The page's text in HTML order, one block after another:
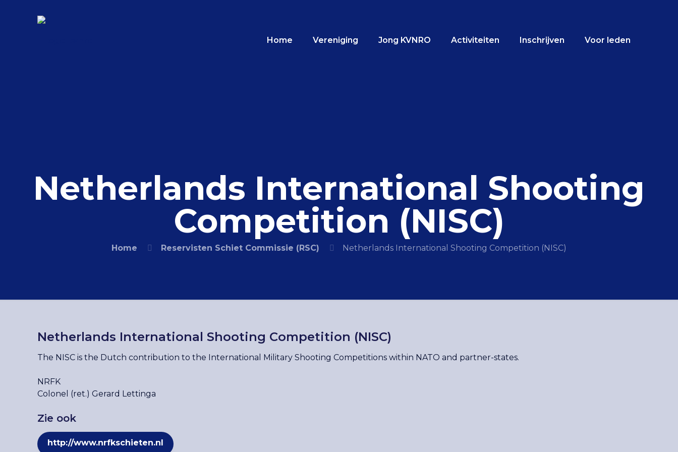
Home Vereniging Jong KVNRO Activiteiten Inschrijven Voor leden
Netherlands International Shooting
Competition (NISC)
Home Reservisten Schiet Commissie (RSC) Netherlands International Shooting Competition (NISC)
Netherlands International Shooting Competition (NISC)
The NISC is the Dutch contribution to the International Military Shooting Competitions within NATO and partner-states.
NRFK
Colonel (ret.) Gerard Lettinga
Zie ook
http://www.nrfkschieten.nl